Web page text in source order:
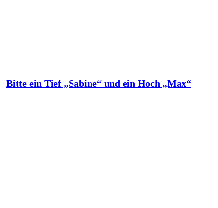
Bitte ein Tief „Sabine“ und ein Hoch „Max“